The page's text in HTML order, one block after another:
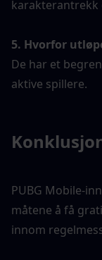
karakterantrekk
5. Hvorfor
De har et
aktive spillere.
PUBG Mobile-
måtene å få
innom